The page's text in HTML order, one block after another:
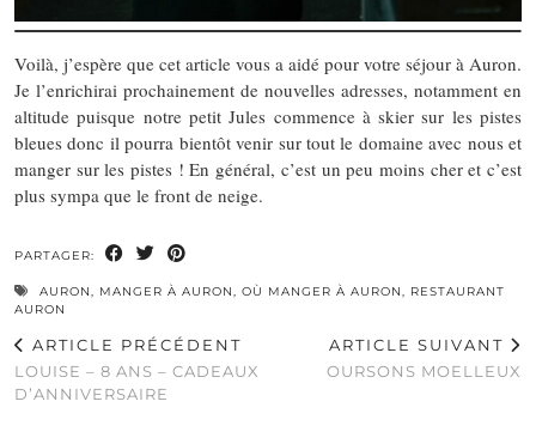
Voilà, j’espère que cet article vous a aidé pour votre séjour à Auron.
Je l’enrichirai prochainement de nouvelles adresses, notamment en
altitude puisque notre petit Jules commence à skier sur les pistes
bleues donc il pourra bientôt venir sur tout le domaine avec nous et
manger sur les pistes ! En général, c’est un peu moins cher et c’est
plus sympa que le front de neige.
PARTAGER:
AURON, MANGER À AURON, OÙ MANGER À AURON, RESTAURANT
AURON
ARTICLE PRÉCÉDENT
LOUISE – 8 ANS – CADEAUX
D’ANNIVERSAIRE
ARTICLE SUIVANT
OURSONS MOELLEUX